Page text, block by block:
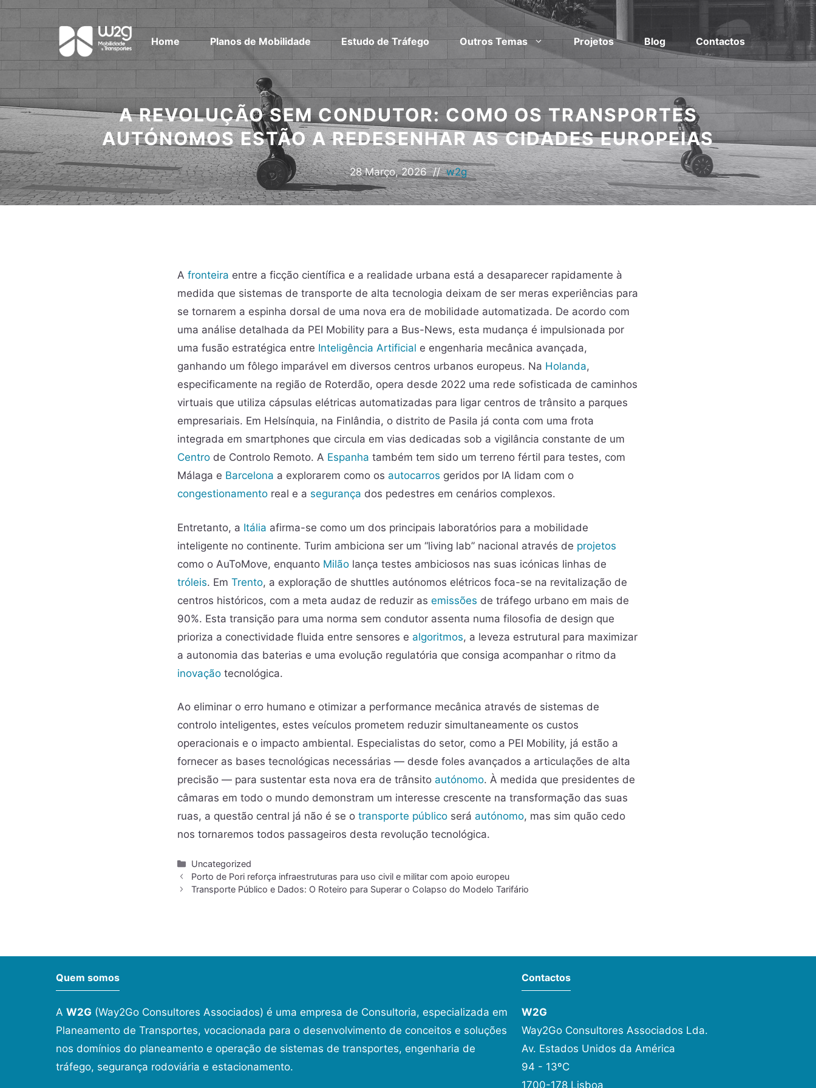
Home Planos de Mobilidade Estudo de Tráfego Outros Temas Projetos Blog Contactos
A REVOLUÇÃO SEM CONDUTOR: COMO OS TRANSPORTES
AUTÓNOMOS ESTÃO A REDESENHAR AS CIDADES EUROPEIAS
28 Março, 2026 // w2g
A fronteira entre a ficção científica e a realidade urbana está a desaparecer rapidamente à
medida que sistemas de transporte de alta tecnologia deixam de ser meras experiências para
se tornarem a espinha dorsal de uma nova era de mobilidade automatizada. De acordo com
uma análise detalhada da PEI Mobility para a Bus-News, esta mudança é impulsionada por
uma fusão estratégica entre Inteligência Artificial e engenharia mecânica avançada,
ganhando um fôlego imparável em diversos centros urbanos europeus. Na Holanda,
especificamente na região de Roterdão, opera desde 2022 uma rede sofisticada de caminhos
virtuais que utiliza cápsulas elétricas automatizadas para ligar centros de trânsito a parques
empresariais. Em Helsínquia, na Finlândia, o distrito de Pasila já conta com uma frota
integrada em smartphones que circula em vias dedicadas sob a vigilância constante de um
Centro de Controlo Remoto. A Espanha também tem sido um terreno fértil para testes, com
Málaga e Barcelona a explorarem como os autocarros geridos por IA lidam com o
congestionamento real e a segurança dos pedestres em cenários complexos.
Entretanto, a Itália afirma-se como um dos principais laboratórios para a mobilidade
inteligente no continente. Turim ambiciona ser um “living lab” nacional através de projetos
como o AuToMove, enquanto Milão lança testes ambiciosos nas suas icónicas linhas de
tróleis. Em Trento, a exploração de shuttles autónomos elétricos foca-se na revitalização de
centros históricos, com a meta audaz de reduzir as emissões de tráfego urbano em mais de
90%. Esta transição para uma norma sem condutor assenta numa filosofia de design que
prioriza a conectividade fluida entre sensores e algoritmos, a leveza estrutural para maximizar
a autonomia das baterias e uma evolução regulatória que consiga acompanhar o ritmo da
inovação tecnológica.
Ao eliminar o erro humano e otimizar a performance mecânica através de sistemas de
controlo inteligentes, estes veículos prometem reduzir simultaneamente os custos
operacionais e o impacto ambiental. Especialistas do setor, como a PEI Mobility, já estão a
fornecer as bases tecnológicas necessárias — desde foles avançados a articulações de alta
precisão — para sustentar esta nova era de trânsito autónomo. À medida que presidentes de
câmaras em todo o mundo demonstram um interesse crescente na transformação das suas
ruas, a questão central já não é se o transporte público será autónomo, mas sim quão cedo
nos tornaremos todos passageiros desta revolução tecnológica.
Uncategorized
Porto de Pori reforça infraestruturas para uso civil e militar com apoio europeu
Transporte Público e Dados: O Roteiro para Superar o Colapso do Modelo Tarifário
Quem somos
A W2G (Way2Go Consultores Associados) é uma empresa de Consultoria, especializada em
Planeamento de Transportes, vocacionada para o desenvolvimento de conceitos e soluções
nos domínios do planeamento e operação de sistemas de transportes, engenharia de
tráfego, segurança rodoviária e estacionamento.
Contactos
W2G
Way2Go Consultores Associados Lda.
Av. Estados Unidos da América
94 - 13ºC
1700-178 Lisboa